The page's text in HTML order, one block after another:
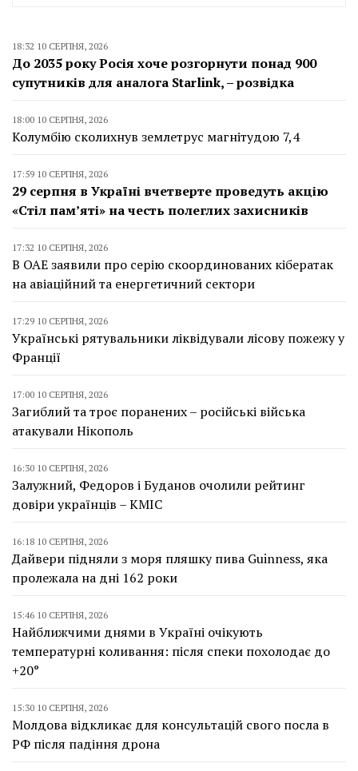
18:32 10 СЕРПНЯ, 2026
До 2035 року Росія хоче розгорнути понад 900
супутників для аналога Starlink, – розвідка
18:00 10 СЕРПНЯ, 2026
Колумбію сколихнув землетрус магнітудою 7,4
17:59 10 СЕРПНЯ, 2026
29 серпня в Україні вчетверте проведуть акцію
«Стіл пам’яті» на честь полеглих захисників
17:32 10 СЕРПНЯ, 2026
В ОАЕ заявили про серію скоординованих кібератак
на авіаційний та енергетичний сектори
17:29 10 СЕРПНЯ, 2026
Українські рятувальники ліквідували лісову пожежу у
Франції
17:00 10 СЕРПНЯ, 2026
Загиблий та троє поранених – російські війська
атакували Нікополь
16:30 10 СЕРПНЯ, 2026
Залужний, Федоров і Буданов очолили рейтинг
довіри українців – КМІС
16:18 10 СЕРПНЯ, 2026
Дайвери підняли з моря пляшку пива Guinness, яка
пролежала на дні 162 роки
15:46 10 СЕРПНЯ, 2026
Найближчими днями в Україні очікують
температурні коливання: після спеки похолодає до
+20°
15:30 10 СЕРПНЯ, 2026
Молдова відкликає для консультацій свого посла в
РФ після падіння дрона